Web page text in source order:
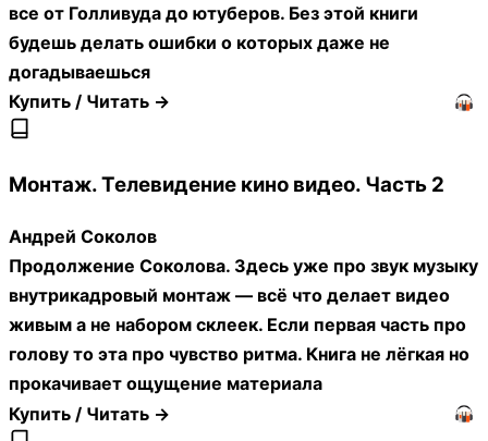
все от Голливуда до ютуберов. Без этой книги
будешь делать ошибки о которых даже не
догадываешься
Купить / Читать →
Монтаж. Телевидение кино видео. Часть 2
Андрей Соколов
Продолжение Соколова. Здесь уже про звук музыку
внутрикадровый монтаж — всё что делает видео
живым а не набором склеек. Если первая часть про
голову то эта про чувство ритма. Книга не лёгкая но
прокачивает ощущение материала
Купить / Читать →